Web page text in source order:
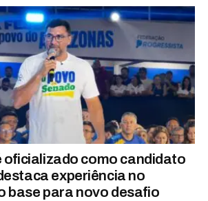
oficializado como candidato
experiência no
base para novo desafio